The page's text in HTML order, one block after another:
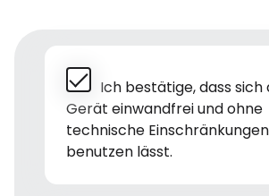
Ich bestätige, dass sich
Gerät einwandfrei und ohne
technische Einschränkungen
benutzen lässt.